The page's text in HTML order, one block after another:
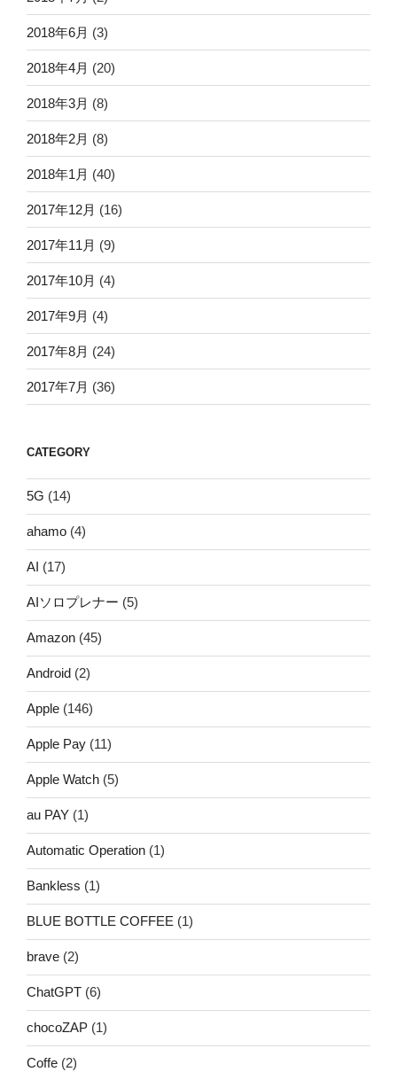
2018年6月 (3)
2018年4月 (20)
2018年3月 (8)
2018年2月 (8)
2018年1月 (40)
2017年12月 (16)
2017年11月 (9)
2017年10月 (4)
2017年9月 (4)
2017年8月 (24)
2017年7月 (36)
CATEGORY
5G (14)
ahamo (4)
AI (17)
AIソロプレナー (5)
Amazon (45)
Android (2)
Apple (146)
Apple Pay (11)
Apple Watch (5)
au PAY (1)
Automatic Operation (1)
Bankless (1)
BLUE BOTTLE COFFEE (1)
brave (2)
ChatGPT (6)
chocoZAP (1)
Coffe (2)